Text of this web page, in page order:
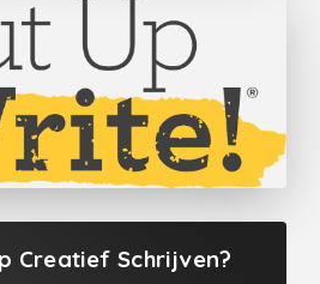
Creatief Schrijven?